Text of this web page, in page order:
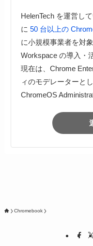
HelenTech を運営し
に 50 台以上の
に小規模事業者を対
Workspace の導入・
現在は、Chrome
ィのモデレーターと
ChromeOS
Chromebook